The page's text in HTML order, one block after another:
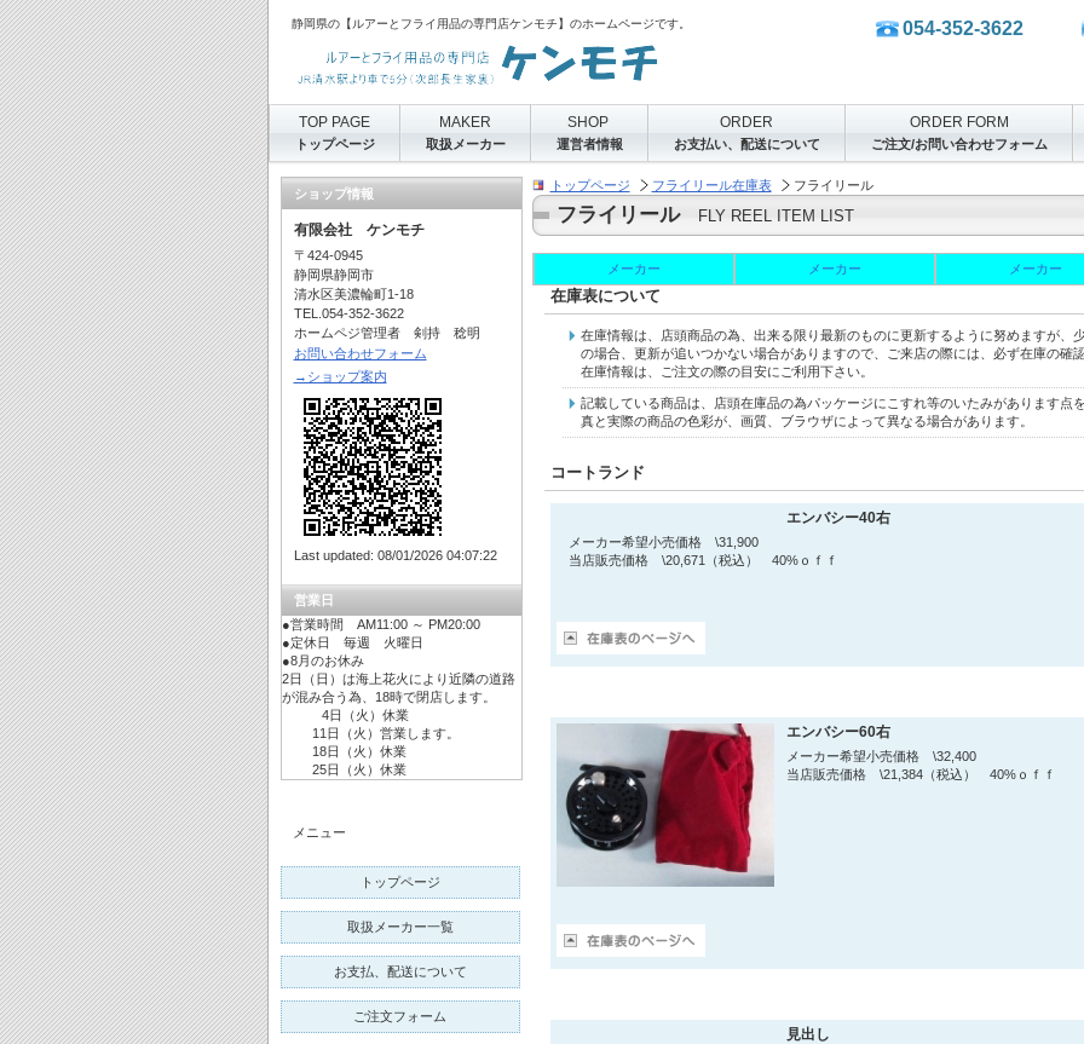
静岡県の【ルアーとフライ用品の専門店ケンモチ】のホームページです。 054-352-3622
トップページ フライリール在庫表 フライリール
フライリール FLY REEL ITEM LIST
メーカー メーカー メーカー
在庫表について
在庫情報は、店頭商品の為、出来る限り最新のものに更新するように努めますが、
の場合、更新が追いつかない場合がありますので、ご来店の際には、必ず在庫の確
在庫情報は、ご注文の際の目安にご利用下さい。
記載している商品は、店頭在庫品の為パッケージにこすれ等のいたみがあります点
真と実際の商品の色彩が、画質、ブラウザによって異なる場合があります。
コートランド
エンバシー40右
メーカー希望小売価格 \31,900
当店販売価格 \20,671（税込） 40%ｏｆｆ
エンバシー60右
メーカー希望小売価格 \32,400
当店販売価格 \21,384（税込） 40%ｏｆｆ
見出し
TOP PAGE
トップページ
MAKER
取扱メーカー
SHOP
運営者情報
ORDER
お支払い、配送について
ORDER FORM
ご注文/お問い合わせフォーム
ショップ情報
有限会社 ケンモチ
〒424-0945
静岡県静岡市
清水区美濃輪町1-18
TEL.054-352-3622
ホームペジ管理者 剣持 稔明
お問い合わせフォーム
→ショップ案内
Last updated: 08/01/2026 04:07:22
営業日
●営業時間 AM11:00 ～ PM20:00
●定休日 毎週 火曜日
●8月のお休み
2日（日）は海上花火により近隣の道路
が混み合う為、18時で閉店します。
4日（火）休業
11日（火）営業します。
18日（火）休業
25日（火）休業
メニュー
トップページ
取扱メーカー一覧
お支払、配送について
ご注文フォーム